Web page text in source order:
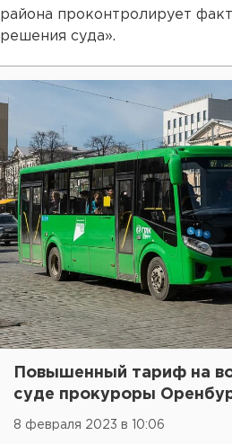
района проконтролирует
решения суда».
Повышенный тариф на
суде прокуроры
8 февраля 2023 в 10:06